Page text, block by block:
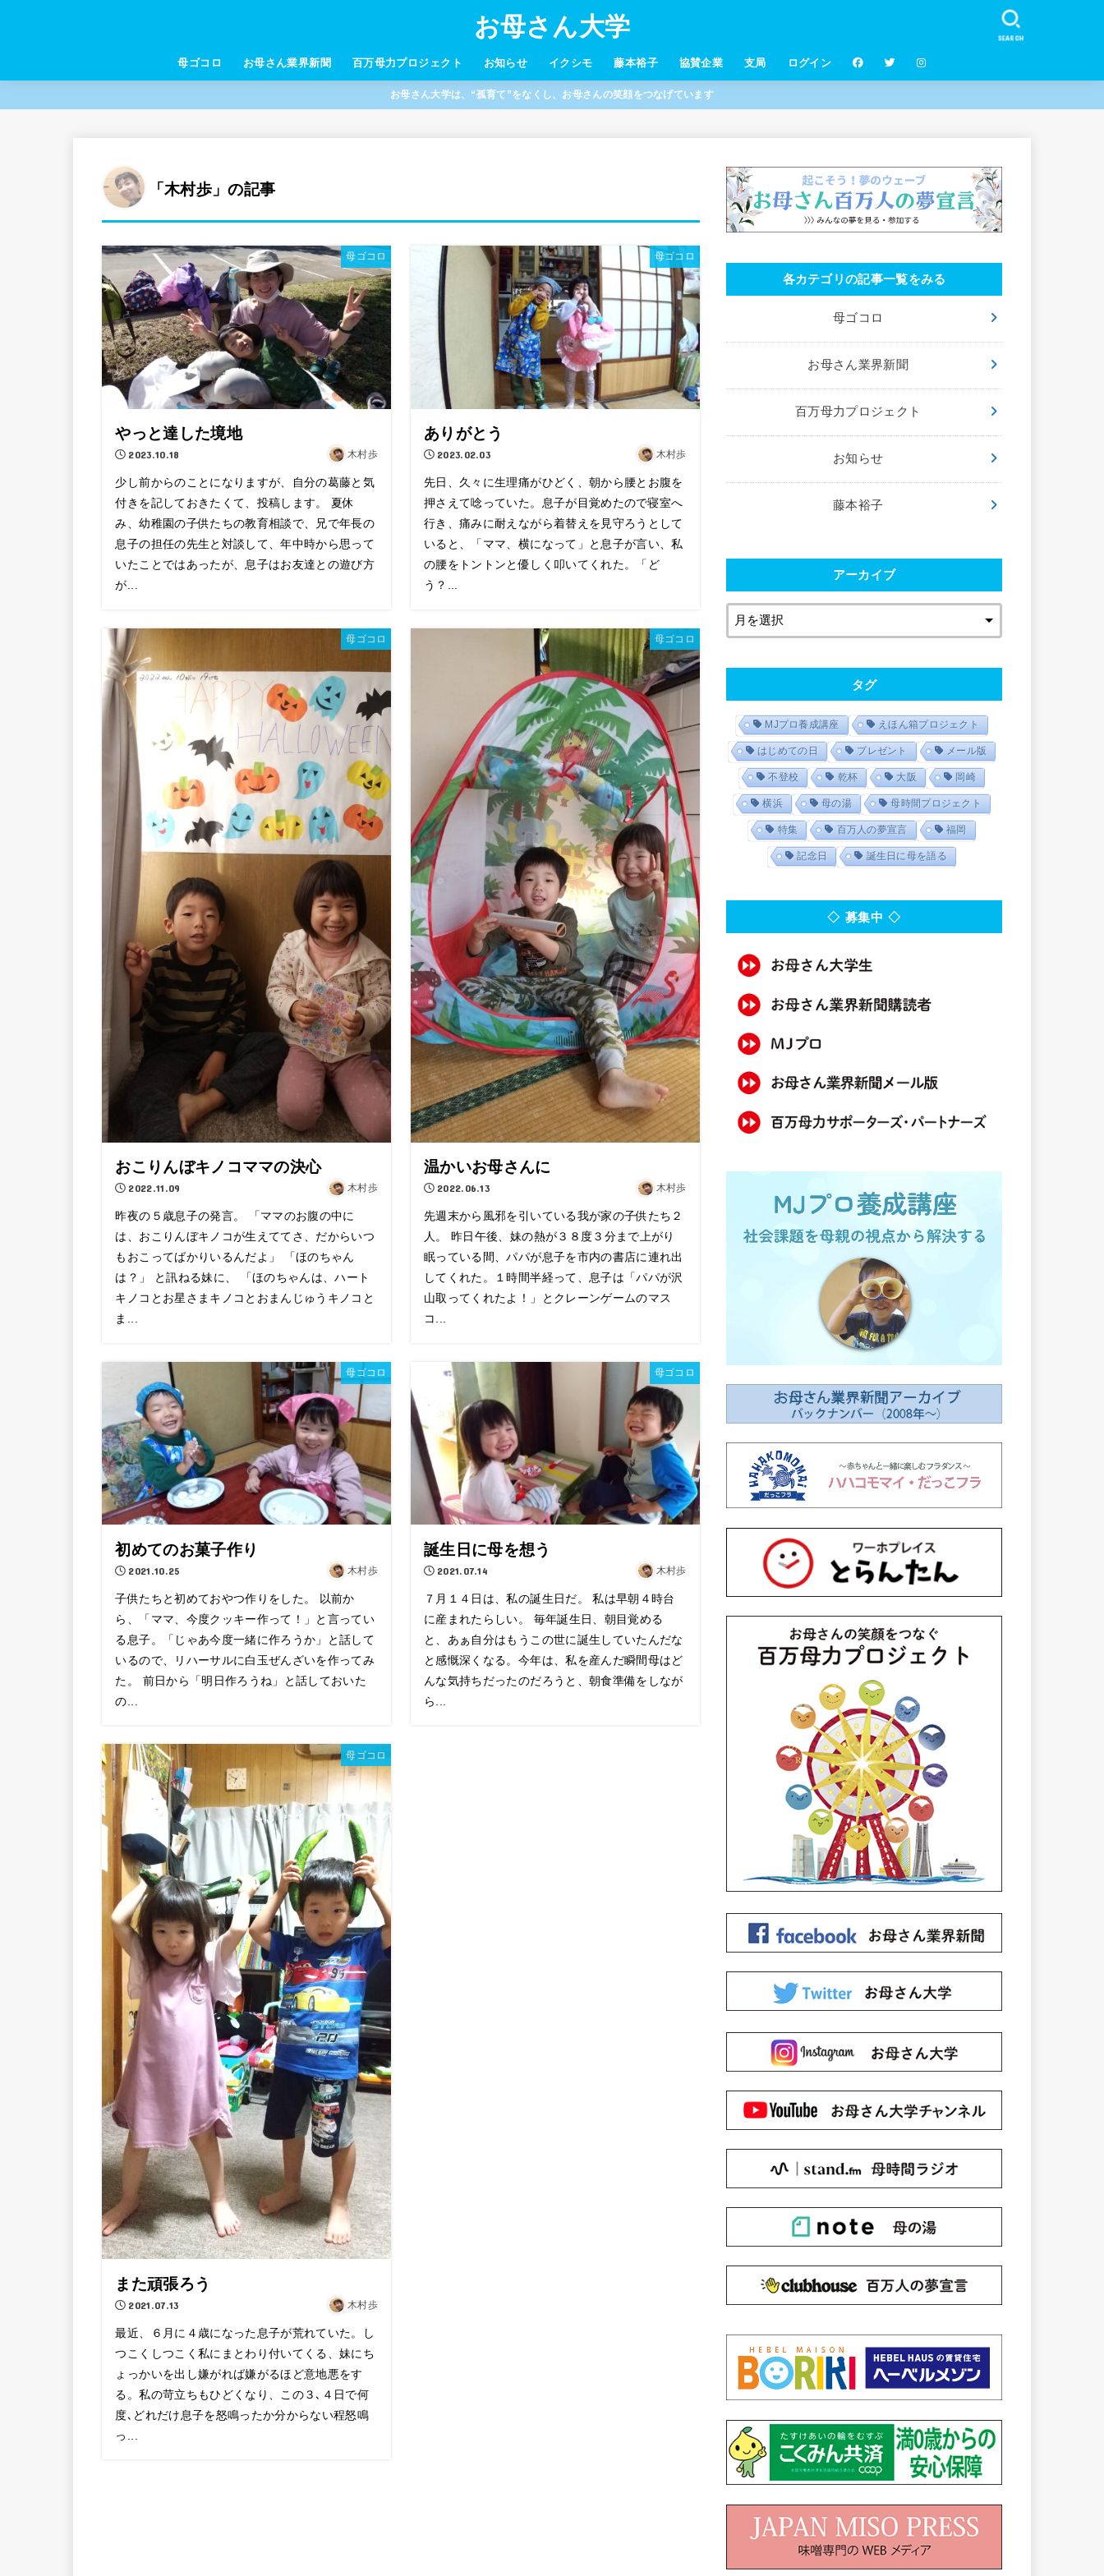
お母さん大学
母ゴコロ お母さん業界新聞 百万母力プロジェクト お知らせ イクシモ 藤本裕子 協賛企業 支局 ログイン
SEARCH
お母さん大学は、“孤育て”をなくし、お母さんの笑顔をつなげています
「木村歩」の記事
母ゴコロ
やっと達した境地
2023.10.18 木村歩
少し前からのことになりますが、自分の葛藤と気
付きを記しておきたくて、投稿します。 夏休
み、幼稚園の子供たちの教育相談で、兄で年長の
息子の担任の先生と対談して、年中時から思って
いたことではあったが、息子はお友達との遊び方
が...
母ゴコロ
ありがとう
2023.02.03 木村歩
先日、久々に生理痛がひどく、朝から腰とお腹を
押さえて唸っていた。息子が目覚めたので寝室へ
行き、痛みに耐えながら着替えを見守ろうとして
いると、「ママ、横になって」と息子が言い、私
の腰をトントンと優しく叩いてくれた。「ど
う？...
母ゴコロ
おこりんぼキノコママの決心
2022.11.09 木村歩
昨夜の５歳息子の発言。 「ママのお腹の中に
は、おこりんぼキノコが生えててさ、だからいつ
もおこってばかりいるんだよ」 「ほのちゃん
は？」 と訊ねる妹に、 「ほのちゃんは、ハート
キノコとお星さまキノコとおまんじゅうキノコと
ま...
母ゴコロ
温かいお母さんに
2022.06.13 木村歩
先週末から風邪を引いている我が家の子供たち２
人。 昨日午後、妹の熱が３８度３分まで上がり
眠っている間、パパが息子を市内の書店に連れ出
してくれた。１時間半経って、息子は「パパが沢
山取ってくれたよ！」とクレーンゲームのマス
コ...
母ゴコロ
初めてのお菓子作り
2021.10.25 木村歩
子供たちと初めておやつ作りをした。 以前か
ら、「ママ、今度クッキー作って！」と言ってい
る息子。「じゃあ今度一緒に作ろうか」と話して
いるので、リハーサルに白玉ぜんざいを作ってみ
た。 前日から「明日作ろうね」と話しておいた
の...
母ゴコロ
誕生日に母を想う
2021.07.14 木村歩
７月１４日は、私の誕生日だ。 私は早朝４時台
に産まれたらしい。 毎年誕生日、朝目覚める
と、あぁ自分はもうこの世に誕生していたんだな
と感慨深くなる。今年は、私を産んだ瞬間母はど
んな気持ちだったのだろうと、朝食準備をしなが
ら...
母ゴコロ
また頑張ろう
2021.07.13 木村歩
最近、６月に４歳になった息子が荒れていた。し
つこくしつこく私にまとわり付いてくる、妹にち
ょっかいを出し嫌がれば嫌がるほど意地悪をす
る。私の苛立ちもひどくなり、この３､４日で何
度､どれだけ息子を怒鳴ったか分からない程怒鳴
っ...
各カテゴリの記事一覧をみる
母ゴコロ
お母さん業界新聞
百万母力プロジェクト
お知らせ
藤本裕子
アーカイブ
タグ
MJプロ養成講座 えほん箱プロジェクト
はじめての日 プレゼント メール版
不登校 乾杯 大阪 岡崎
横浜 母の湯 母時間プロジェクト
特集 百万人の夢宣言 福岡
記念日 誕生日に母を語る
◇ 募集中 ◇